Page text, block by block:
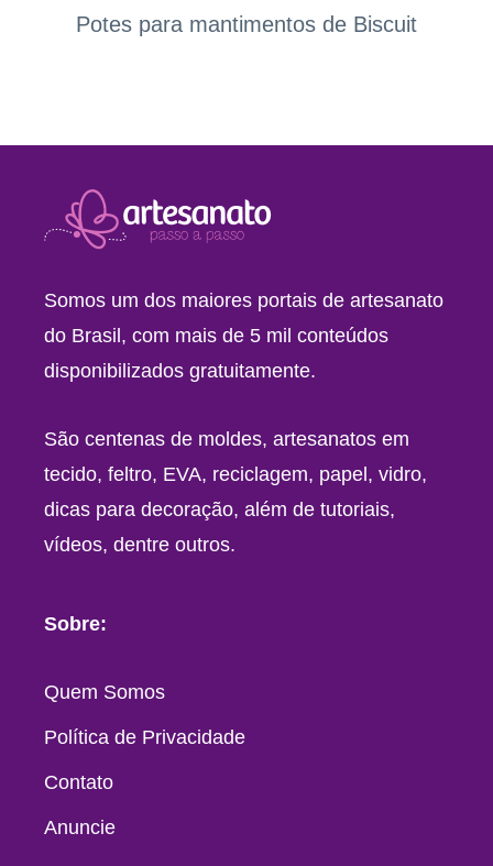
Potes para mantimentos de Biscuit
Somos um dos maiores portais de artesanato
do Brasil, com mais de 5 mil conteúdos
disponibilizados gratuitamente.
São centenas de moldes, artesanatos em
tecido, feltro, EVA, reciclagem, papel, vidro,
dicas para decoração, além de tutoriais,
vídeos, dentre outros.
Sobre:
Quem Somos
Política de Privacidade
Contato
Anuncie